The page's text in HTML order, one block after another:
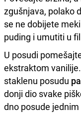
zgušnjava, polako
se ne dobijete
puding i umutiti u
U posudi
ekstraktom
staklenu posudu
donji dio svake
dno posude